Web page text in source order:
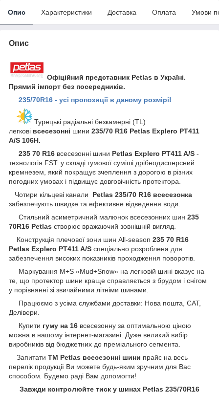
Опис Характеристики Доставка Оплата Умови
Опис
Офіційний представник Petlas в Україні.
Прямий імпорт без посередників.
235/70R16 - усі пропозиції в даному розмірі!
Турецькі радіальні безкамерні (TL)
легкові всесезонні шини 235/70 R16 Petlas Explero PT411
A/S 106H.
235 70 R16 всесезонні шини Petlas Explero PT411 A/S -
технологія FST: у складі гумової суміші дрібнодисперсний
кремнезем, який покращує зчеплення з дорогою в різних
погодних умовах і підвищує довговічність протектора.
Чотири кільцеві канали Petlas 235/70 R16 всесезонка
забезпечують швидке та ефективне відведення води.
Стильний асиметричний малюнок всесезонних шин 235
70R16 Petlas створює вражаючий зовнішній вигляд.
Конструкція плечової зони шин All-season 235 70 R16
Petlas Explero PT411 A/S спеціально розроблена для
забезпечення високих показників проходження поворотів.
Маркування M+S «Mud+Snow» на легковій шині вказує на
те, що протектор шини краще справляється з брудом і снігом
у порівнянні зі звичайними літніми шинами.
Працюємо з усіма службами доставки: Нова пошта, САТ,
Делівери.
Купити гуму на 16 всесезонну за оптимальною ціною
можна в нашому інтернет-магазині. Дуже великий вибір
виробників від бюджетних до преміального сегмента.
Запитати ТМ Petlas всесезонні шини прайс на весь
перелік продукції Ви можете будь-яким зручним для Вас
способом
Будемо раді Вам допомогти!
Завжди контролюйте тиск у шинах Petlas 235/70R16